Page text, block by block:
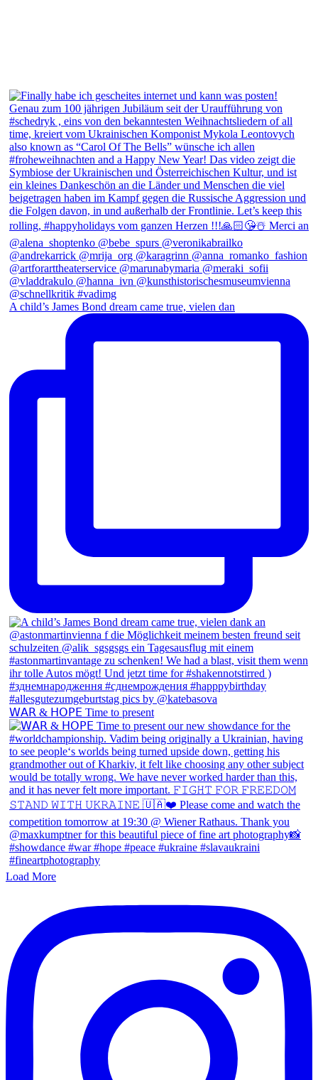
A child’s James Bond dream came true, vielen dan
𝖶𝖠𝖱 & 𝖧𝖮𝖯𝖤 Time to present
Load More